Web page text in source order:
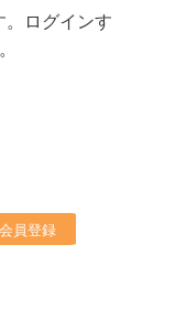
。ログインす
会員登録